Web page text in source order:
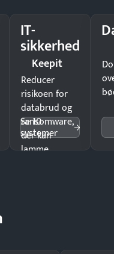
IT-
sikkerhed
Keepit
Reducer
risikoen for
databrud og
ransomware,
der kan
lamme
Se 10
systemer